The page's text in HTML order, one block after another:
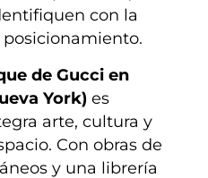
con la
de Gucci en
York)es
arte, cultura y
Con obras de
y una librería